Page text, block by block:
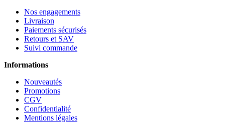
Nos engagements
Livraison
Paiements sécurisés
Retours et SAV
Suivi commande
Informations
Nouveautés
Promotions
CGV
Confidentialité
Mentions légales